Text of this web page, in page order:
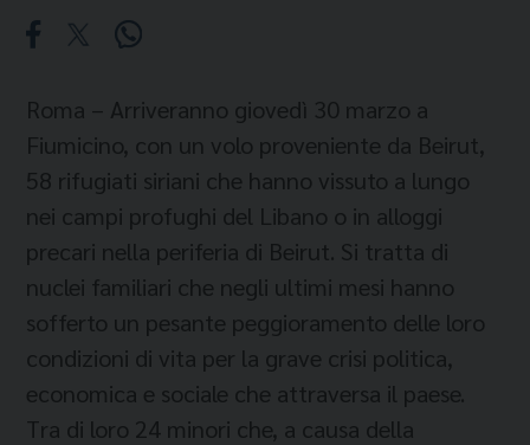
Roma – Arriveranno giovedì 30 marzo a
Fiumicino, con un volo proveniente da Beirut,
58 rifugiati siriani che hanno vissuto a lungo
nei campi profughi del Libano o in alloggi
precari nella periferia di Beirut. Si tratta di
nuclei familiari che negli ultimi mesi hanno
sofferto un pesante peggioramento delle loro
condizioni di vita per la grave crisi politica,
economica e sociale che attraversa il paese.
Tra di loro 24 minori che, a causa della